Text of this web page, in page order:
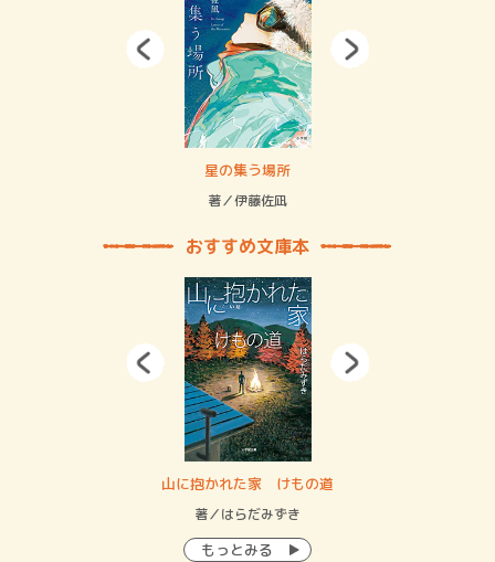
星の集う場所
著／伊藤佐凪
おすすめ文庫本
山に抱かれた家 けもの道
著／はらだみずき
もっとみる